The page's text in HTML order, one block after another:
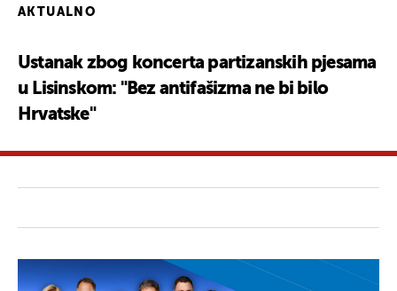
AKTUALNO
Ustanak zbog koncerta partizanskih pjesama
u Lisinskom: "Bez antifašizma ne bi bilo
Hrvatske"